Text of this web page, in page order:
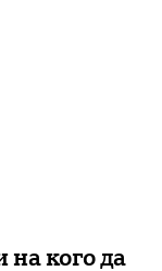
кого да